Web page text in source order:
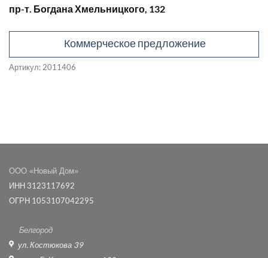
пр-т. Богдана Хмельницкого, 132
Коммерческое предложение
Артикул: 2011406
ООО «Новый Дом»
ИНН 3123117692
ОГРН 1053107042295
Белгород
ул. Костюкова 39